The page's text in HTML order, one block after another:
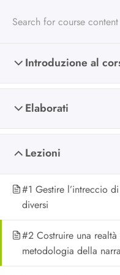
Da
Introduzione al
Elaborati
Lezioni
#1 Gestire l’intreccio
diversi
#2 Costruire una
metodologia della